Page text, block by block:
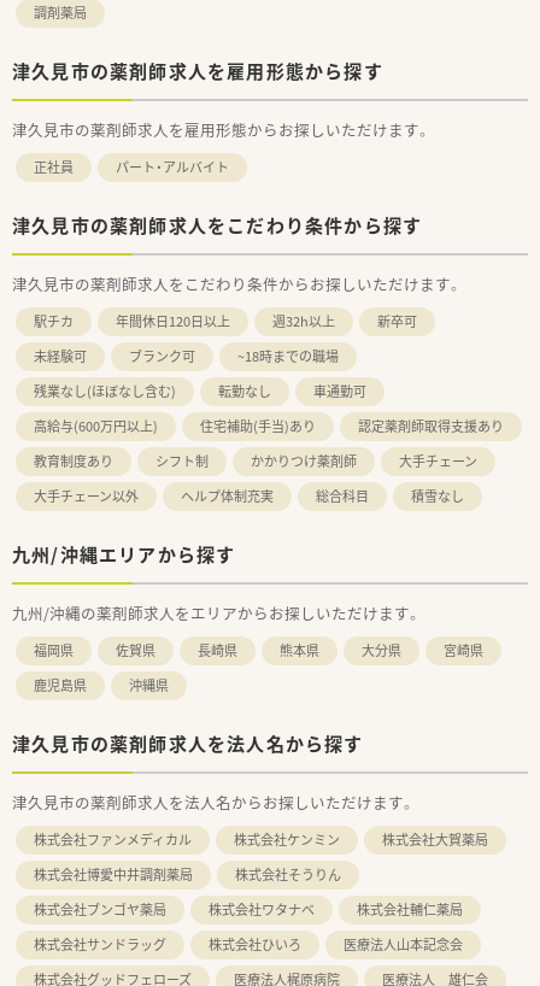
調剤薬局
津久見市の薬剤師求人を雇用形態から探す
津久見市の薬剤師求人を雇用形態からお探しいただけます。
正社員 パート・アルバイト
津久見市の薬剤師求人をこだわり条件から探す
津久見市の薬剤師求人をこだわり条件からお探しいただけます。
駅チカ 年間休日120日以上 週32h以上
新卒可
未経験可
ブランク可
~18時までの職場
残業なし(ほぼなし含む)
転勤なし
車通勤可
高給与(600万円以上)
住宅補助(手当)あり
認定薬剤師取得支援あり
教育制度あり
シフト制 かかりつけ薬剤師
大手チェーン
大手チェーン以外
ヘルプ体制充実 総合科目 積雪なし
九州/沖縄エリアから探す
九州/沖縄の薬剤師求人をエリアからお探しいただけます。
福岡県 佐賀県 長崎県 熊本県 大分県
宮崎県
鹿児島県
沖縄県
津久見市の薬剤師求人を法人名から探す
津久見市の薬剤師求人を法人名からお探しいただけます。
株式会社ファンメディカル 株式会社ケンミン
株式会社大賀薬局
株式会社博愛中井調剤薬局
株式会社そうりん
株式会社ブンゴヤ薬局
株式会社ワタナベ
株式会社輔仁薬局
株式会社サンドラッグ
株式会社ひいろ
医療法人山本記念会
株式会社グッドフェローズ
医療法人梶原病院
医療法人 雄仁会